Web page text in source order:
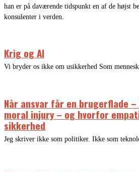
han er på daværende tidspunkt en af de højst
konsulenter i verden.
Krig og AI
Vi bryder os ikke om usikkerhed Som
Når ansvar får en brugerflade
moral injury – og hvorfor
sikkerhed
Jeg skriver ikke som politiker. Ikke som